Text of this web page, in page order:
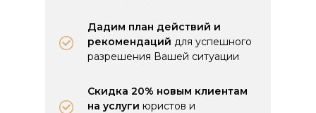
Дадим план действий и
рекомендаций для успешного
разрешения Вашей ситуации
Скидка 20% новым клиентам
на услуги юристов и